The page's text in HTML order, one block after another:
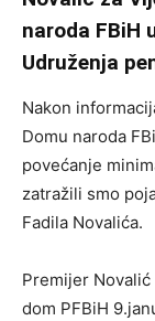
naroda FBiH
Udruženja
Nakon
Domu naroda
povećanje
zatražili smo
Fadila Novalića.
Premijer
dom PFBiH